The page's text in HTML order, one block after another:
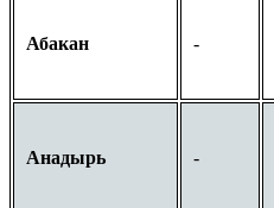
Абакан -
Анадырь -